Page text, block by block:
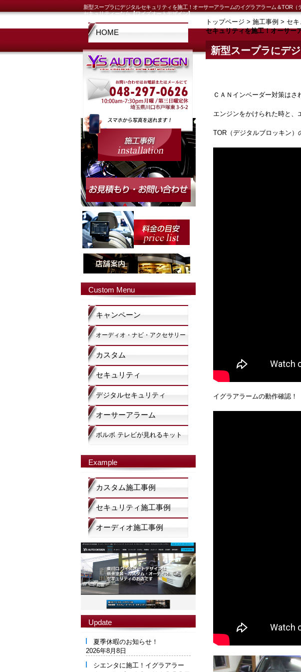
新型スープラにデジタルセキュリティを施工！オーサーアラームのイグラアラーム＆TOR
セキュリティーなら【ワイズオートデザイン】
トップページ > 施工事例 > セキ
セキュリティを施工！オーサー
新型スープラにデ
ＣＡＮインベーダー対策はさ
エンジンをかけられた時と、
TOR（デジタルブロッキン）
イグラアラームの動作確認！
HOME
Custom Menu
キャンペーン
オーディオ・ナビ・アクセサリー
カスタム
セキュリティ
デジタルセキュリティ
オーサーアラーム
ボルボ テレビが見れるキット
Example
カスタム施工事例
セキュリティ施工事例
オーディオ施工事例
Update
夏季休暇のお知らせ！
2026年8月8日
シエンタに施工！イグラアラー